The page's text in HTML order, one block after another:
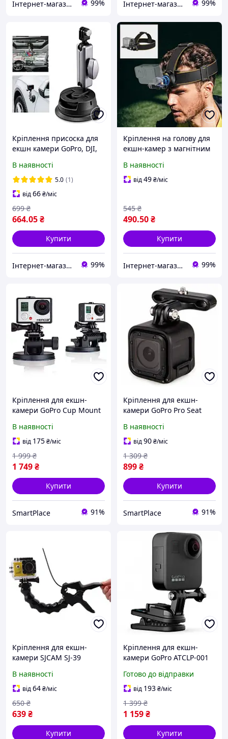
Інтернет-магазин "Балу" 99% Інтернет-магазин "Балу" 99%
Кріплення присоска для
екшн камери GoPro, DJI,
Кронштейн шарнірний
360° для телефона
В наявності
5.0 (1)
від66₴/міс
664.05₴
699 ₴
Купити
Інтернет-магазин "Балу" 99%
Кріплення на голову для
екшн-камер з магнітним
кріпленням Puluz PU1050
В наявності
від49₴/міс
490.50₴
545 ₴
Купити
Інтернет-магазин "Балу" 99%
Кріплення для екшн-
камери GoPro Cup Mount
В наявності
від 175₴/міс
1 749₴
1 999 ₴
Купити
SmartPlace 91%
Кріплення для екшн-
камери GoPro Pro Seat
велосипед
В наявності
від90₴/міс
899₴
1 309 ₴
Купити
SmartPlace 91%
Кріплення для екшн-
камери SJCAM SJ-39
прищіпка з гнучким
штативом
В наявності
від64₴/міс
639₴
650 ₴
Купити
Кріплення для екшн-
камери GoPro ATCLP-001
Готово до відправки
від 193₴/міс
1 159₴
1 399 ₴
Купити